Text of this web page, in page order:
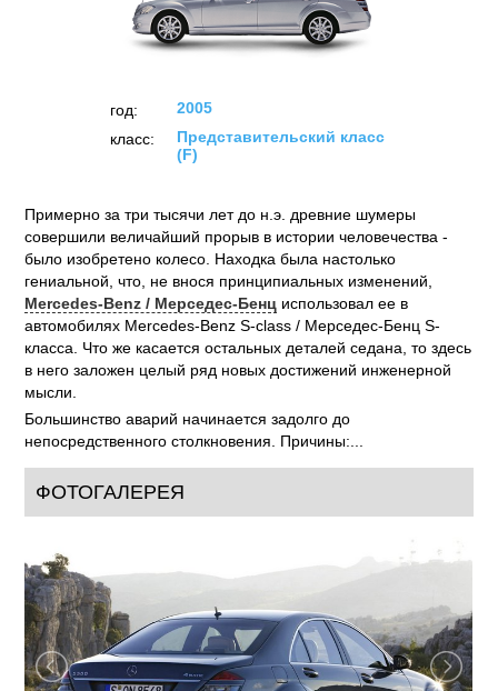
год:
2005
класс:
Представительский класс
(F)
Примерно за три тысячи лет до н.э. древние шумеры
совершили величайший прорыв в истории человечества -
было изобретено колесо. Находка была настолько
гениальной, что, не внося принципиальных изменений,
Mercedes-Benz / Мерседес-Бенц использовал ее в
автомобилях Mercedes-Benz S-class / Мерседес-Бенц S-
класса. Что же касается остальных деталей седана, то здесь
в него заложен целый ряд новых достижений инженерной
мысли.
Большинство аварий начинается задолго до
непосредственного столкновения. Причины:...
ФОТОГАЛЕРЕЯ